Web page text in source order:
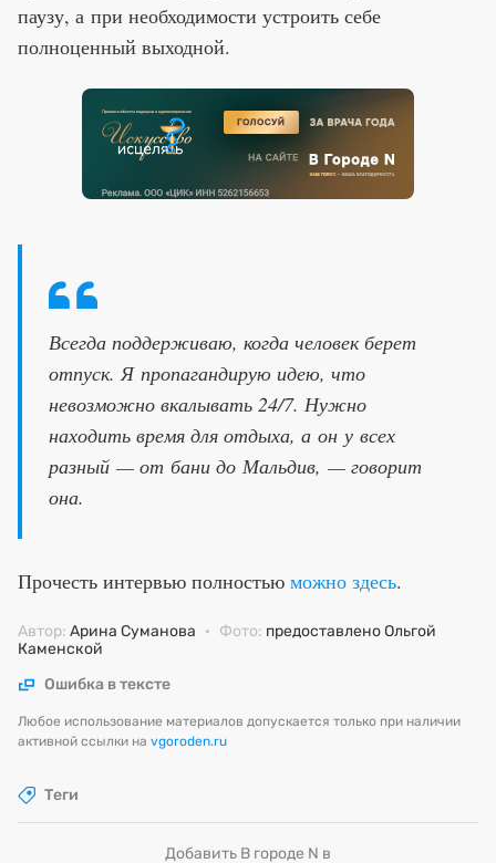
паузу, а при необходимости устроить себе
полноценный выходной.
Всегда поддерживаю, когда человек берет
отпуск. Я пропагандирую идею, что
невозможно вкалывать 24/7. Нужно
находить время для отдыха, а он у всех
разный — от бани до Мальдив, — говорит
она.
Прочесть интервью полностью можно здесь.
Автор: Арина Суманова · Фото: предоставлено Ольгой
Каменской
Ошибка в тексте
Любое использование материалов допускается только при наличии
активной ссылки на vgoroden.ru
Теги
Добавить В городе N в